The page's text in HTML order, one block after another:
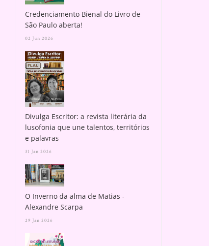
O HÁBITO DE FAZER
Credenciamento Bienal do Livro de
São Paulo aberta!
02 Jun 2026
Divulga Escritor: a revista literária da
lusofonia que une talentos, territórios
e palavras
31 Jan 2026
O Inverno da alma de Matias -
Alexandre Scarpa
29 Jan 2026